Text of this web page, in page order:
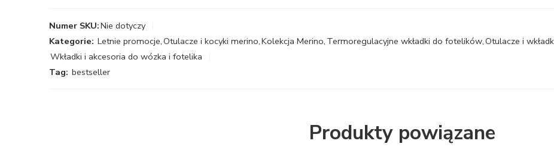
Numer SKU:Nie dotyczy
Kategorie: Letnie promocje,Otulacze i kocyki merino,Kolekcja Merino, Termoregulacyjne wkładki do fotelików,Otulacze i
Wkładki i akcesoria do wózka i fotelika
Tag: bestseller
Produkty powiązane